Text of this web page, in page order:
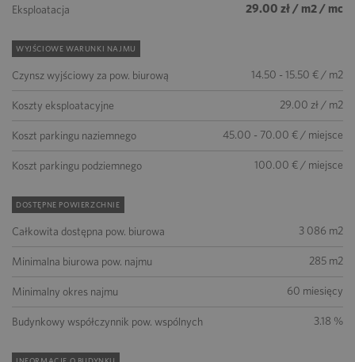
Eksploatacja 29.00 zł / m2 / mc
WYJŚCIOWE WARUNKI NAJMU
Czynsz wyjściowy za pow. biurową 14.50 - 15.50 € / m2
Koszty eksploatacyjne 29.00 zł / m2
Koszt parkingu naziemnego 45.00 - 70.00 € / miejsce
Koszt parkingu podziemnego 100.00 € / miejsce
DOSTĘPNE POWIERZCHNIE
Całkowita dostępna pow. biurowa 3 086 m2
Minimalna biurowa pow. najmu 285 m2
Minimalny okres najmu 60 miesięcy
Budynkowy współczynnik pow. wspólnych 3.18 %